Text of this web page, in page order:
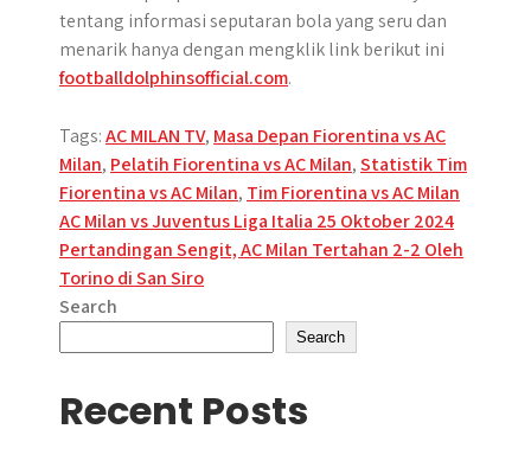
tentang informasi seputaran bola yang seru dan
menarik hanya dengan mengklik link berikut ini
footballdolphinsofficial.com.
Tags:AC MILAN TV, Masa Depan Fiorentina vs AC
Milan, Pelatih Fiorentina vs AC Milan,Statistik Tim
Fiorentina vs AC Milan, Tim Fiorentina vs AC Milan
Post
navigation
AC Milan vs Juventus Liga Italia 25 Oktober 2024
Pertandingan Sengit, AC Milan Tertahan 2-2 Oleh
Torino di San Siro
Search
Search
Recent Posts